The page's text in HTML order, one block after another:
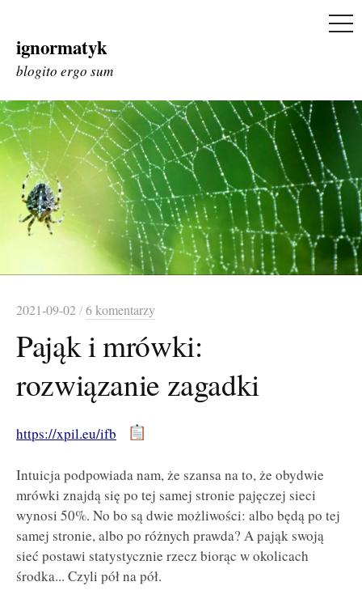
Skip
to
ignormatyk
blogito ergo sum
2021-09-02/6 komentarzy
Pająk i mrówki:
rozwiązanie zagadki
https://xpil.eu/ifb
Intuicja podpowiada nam, że szansa na to, że obydwie
mrówki znajdą się po tej samej stronie pajęczej sieci
wynosi 50%. No bo są dwie możliwości: albo będą po tej
samej stronie, albo po różnych prawda? A pająk swoją
sieć postawi statystycznie rzecz biorąc w okolicach
środka... Czyli pół na pół.